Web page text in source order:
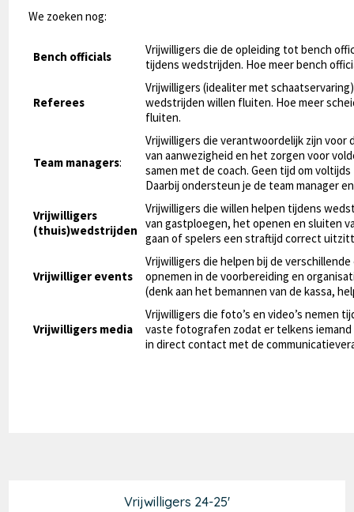
We zoeken nog:
Bench officials
Vrijwilligers die de opleiding tot bench
tijdens wedstrijden. Hoe meer bench
Referees
Vrijwilligers (idealiter met
wedstrijden willen fluiten. Hoe meer
fluiten.
Team managers:
Vrijwilligers die verantwoordelijk zijn voor
van aanwezigheid en het zorgen voor
samen met de coach. Geen tijd om
Daarbij ondersteun je de team manager
Vrijwilligers
(thuis)wedstrijden
Vrijwilligers die willen helpen tijdens
van gastploegen, het openen en sluiten
gaan of spelers een straftijd correct
Vrijwilliger events
Vrijwilligers die helpen bij de
opnemen in de voorbereiding en
(denk aan het bemannen van de kassa,
Vrijwilligers media
Vrijwilligers die foto’s en video’s nemen
vaste fotografen zodat er telkens iemand
in direct contact met de